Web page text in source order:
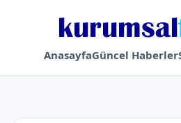
AnasayfaGüncel Haberler